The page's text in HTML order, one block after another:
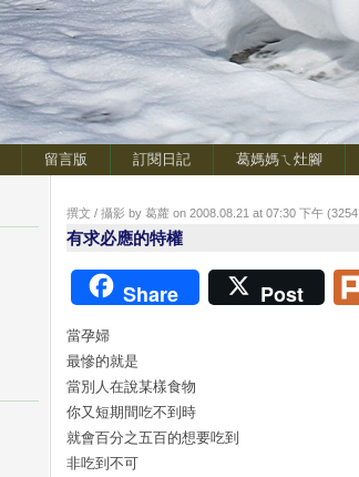
留言版 訂閱日記 葛媽媽ㄟ灶腳
撰文 / 攝影 by 葛蘿 on 2008.08.21 at 07:30 下午 (3254
有求必應的特權
Share Post
當孕婦
最慘的就是
當別人在說某樣食物
你又短期間吃不到時
就會百分之五百的想要吃到
非吃到不可